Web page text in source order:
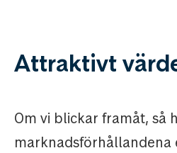
Attraktivt
Om vi blickar framåt, så
marknadsförhållandena